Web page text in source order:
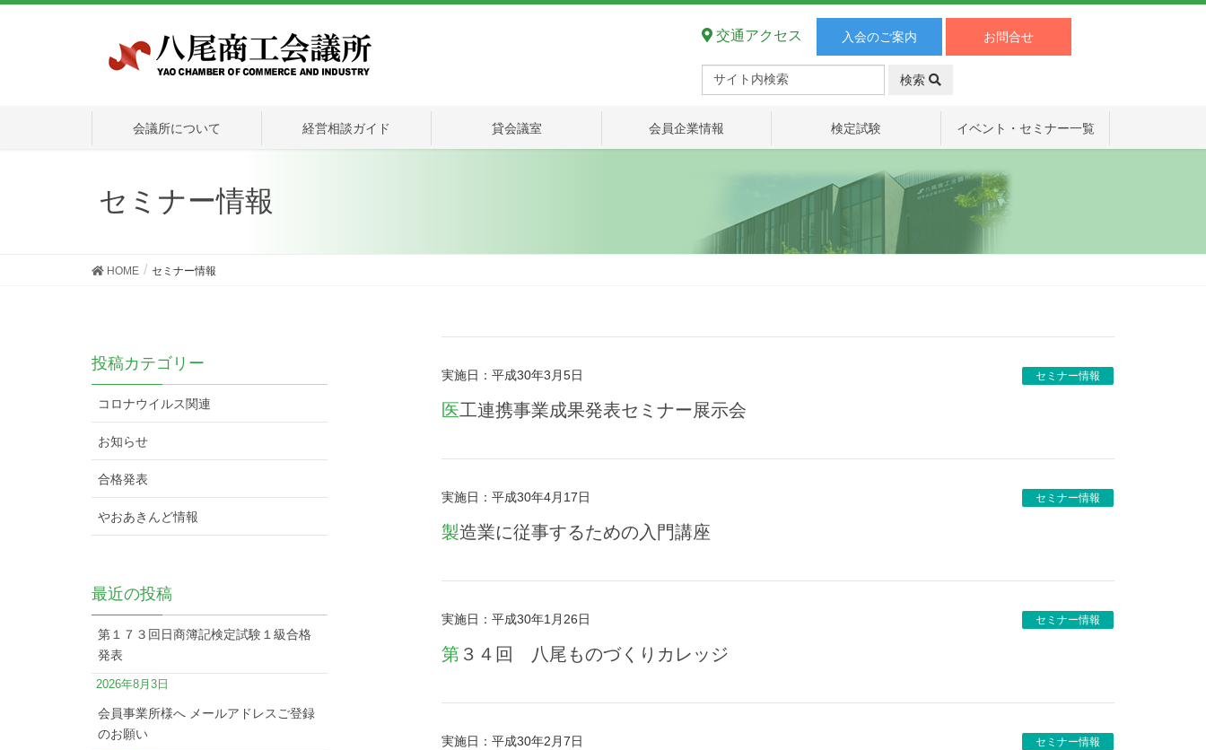
交通アクセス 入会のご案内 お問合せ
検索
会議所について 経営相談ガイド 貸会議室 会員企業情報 検定試験 イベント・セミナー一覧
セミナー情報
HOME セミナー情報
セミナー情報
実施日：平成30年3月5日
医工連携事業成果発表セミナー展示会
セミナー情報
実施日：平成30年4月17日
製造業に従事するための入門講座
セミナー情報
実施日：平成30年1月26日
第３４回 八尾ものづくりカレッジ
セミナー情報
実施日：平成30年2月7日
投稿カテゴリー
コロナウイルス関連
お知らせ
合格発表
やおあきんど情報
最近の投稿
第１７３回日商簿記検定試験１級合格
発表
2026年8月3日
会員事業所様へ メールアドレスご登録
のお願い